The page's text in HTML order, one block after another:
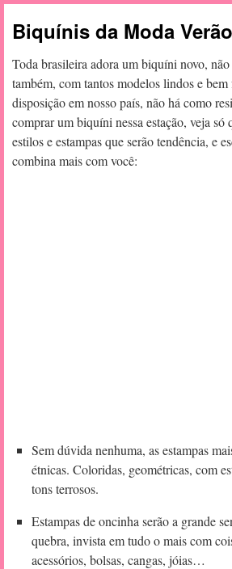
Biquínis da Moda
Toda brasileira adora um biquíni novo,
também, com tantos modelos lindos e bem
disposição em nosso país, não há como
comprar um biquíni nessa estação, veja só
estilos e estampas que serão tendência, e
combina mais com você:
Sem dúvida nenhuma, as estampas
étnicas. Coloridas, geométricas, com
tons terrosos.
Estampas de oncinha serão a grande
quebra, invista em tudo o mais com
acessórios, bolsas, cangas, jóias…